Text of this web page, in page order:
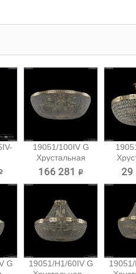
19051/100IV G
Хрустальная
потолочная...
166 281 ₽ 29
G
19051/H1/60IV G